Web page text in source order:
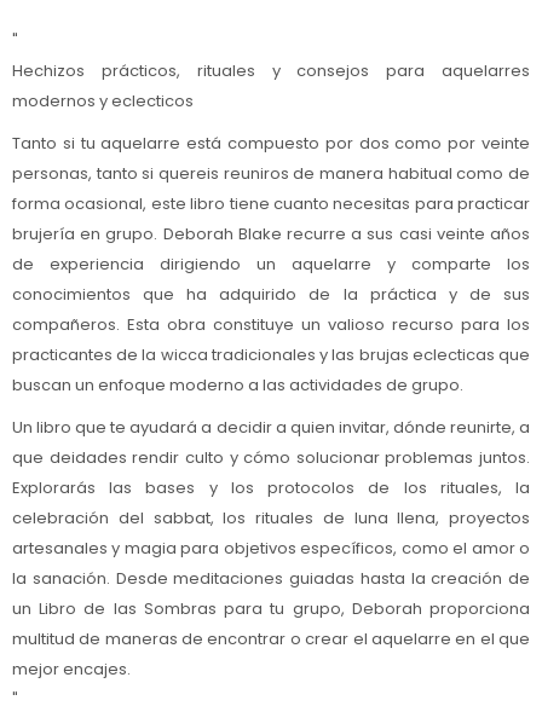
"
Hechizos prácticos, rituales y consejos para aquelarres
modernos y eclecticos
Tanto si tu aquelarre está compuesto por dos como por veinte
personas, tanto si quereis reuniros de manera habitual como de
forma ocasional, este libro tiene cuanto necesitas para practicar
brujería en grupo. Deborah Blake recurre a sus casi veinte años
de experiencia dirigiendo un aquelarre y comparte los
conocimientos que ha adquirido de la práctica y de sus
compañeros. Esta obra constituye un valioso recurso para los
practicantes de la wicca tradicionales y las brujas eclecticas que
buscan un enfoque moderno a las actividades de grupo.
Un libro que te ayudará a decidir a quien invitar, dónde reunirte, a
que deidades rendir culto y cómo solucionar problemas juntos.
Explorarás las bases y los protocolos de los rituales, la
celebración del sabbat, los rituales de luna llena, proyectos
artesanales y magia para objetivos específicos, como el amor o
la sanación. Desde meditaciones guiadas hasta la creación de
un Libro de las Sombras para tu grupo, Deborah proporciona
multitud de maneras de encontrar o crear el aquelarre en el que
mejor encajes.
"